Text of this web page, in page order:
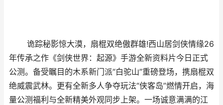
诡踪秘影惊大漠，扇棍双绝傲群雄!西山居剑侠情缘26
年传承之作《剑侠世界：起源》手游全新资料片今日正式
公测。备受瞩目的木系新门派“白驼山”重磅登场，携扇棍双
绝威震武林。更有全新多人争夺玩法“侠客岛”燃情开启，海
量公测福利与全新精美外观同步上架。一场诚意满满的江